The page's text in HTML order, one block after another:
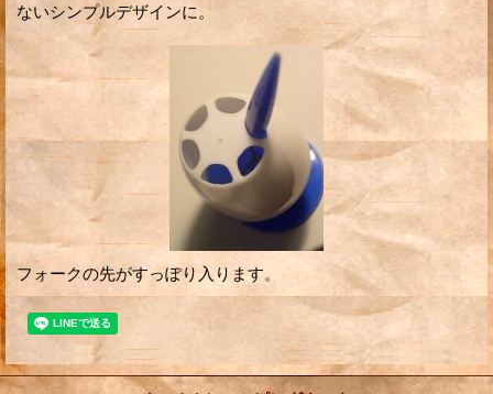
ないシンプルデザインに。
フォークの先がすっぽり入ります。